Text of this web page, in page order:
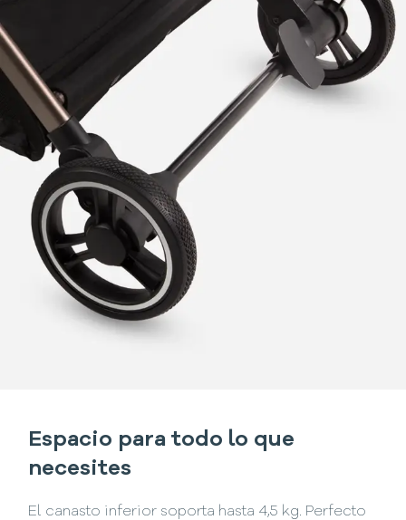
Espacio para todo lo que
necesites
El canasto inferior soporta hasta 4,5 kg. Perfecto